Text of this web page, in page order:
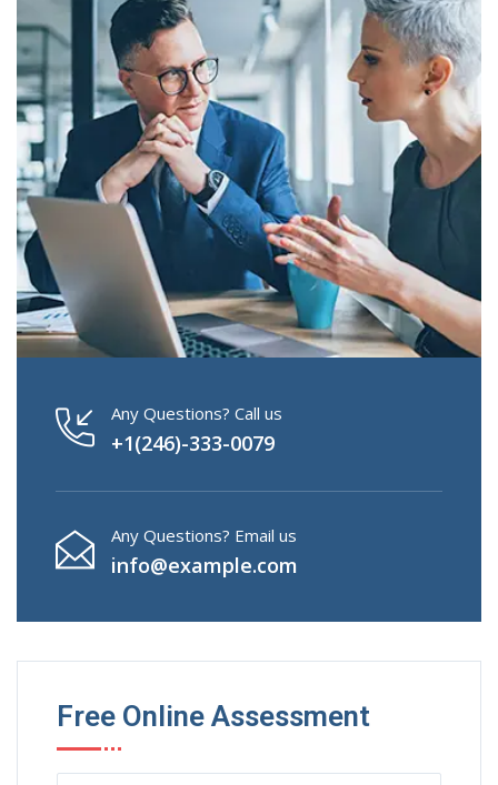
Any Questions? Call us
+1(246)-333-0079
Any Questions? Email us
info@example.com
Free Online Assessment